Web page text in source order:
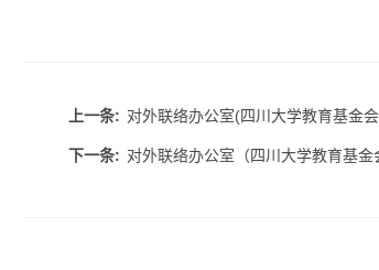
上一条: 对外联络办公室(四川大学教育基金
下一条: 对外联络办公室（四川大学教育基